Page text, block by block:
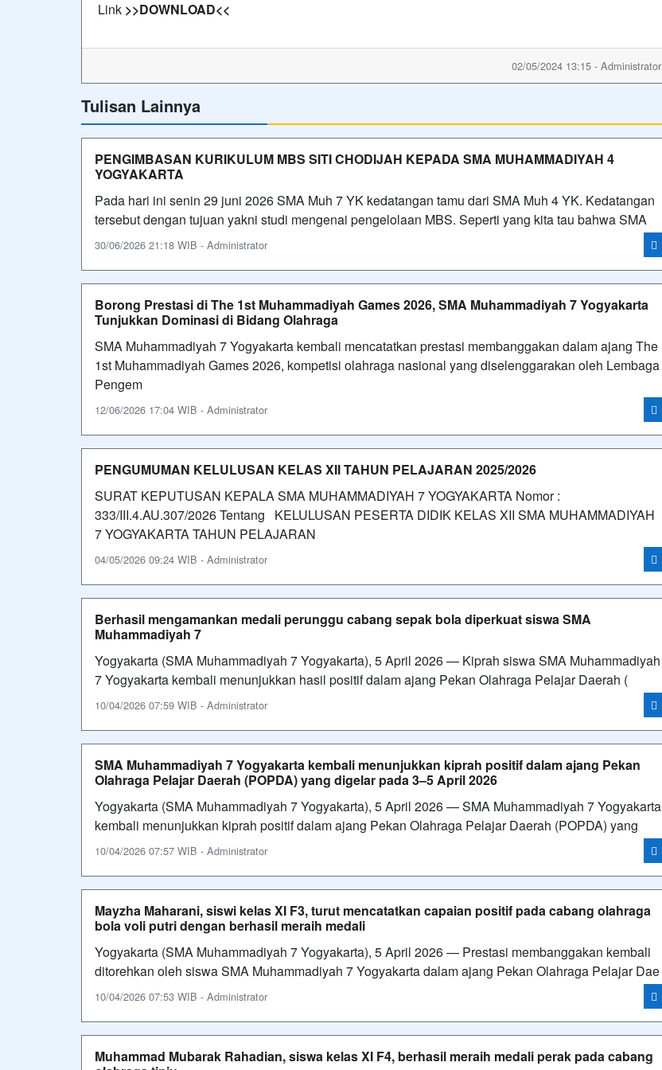
Link >>DOWNLOAD<<
02/05/2024 13:15 - Administrator
Tulisan Lainnya
PENGIMBASAN KURIKULUM MBS SITI CHODIJAH KEPADA SMA MUHAMMADIYAH 4
YOGYAKARTA
Pada hari ini senin 29 juni 2026 SMA Muh 7 YK kedatangan tamu dari SMA Muh 4 YK. Kedatangan
tersebut dengan tujuan yakni studi mengenai pengelolaan MBS. Seperti yang kita tau bahwa SMA
30/06/2026 21:18 WIB - Administrator
Borong Prestasi di The 1st Muhammadiyah Games 2026, SMA Muhammadiyah 7 Yogyakarta
Tunjukkan Dominasi di Bidang Olahraga
SMA Muhammadiyah 7 Yogyakarta kembali mencatatkan prestasi membanggakan dalam ajang The
1st Muhammadiyah Games 2026, kompetisi olahraga nasional yang diselenggarakan oleh Lembaga
Pengem
12/06/2026 17:04 WIB - Administrator
PENGUMUMAN KELULUSAN KELAS XII TAHUN PELAJARAN 2025/2026
SURAT KEPUTUSAN KEPALA SMA MUHAMMADIYAH 7 YOGYAKARTA Nomor :
333/III.4.AU.307/2026 Tentang KELULUSAN PESERTA DIDIK KELAS XII SMA MUHAMMADIYAH
7 YOGYAKARTA TAHUN PELAJARAN
04/05/2026 09:24 WIB - Administrator
Berhasil mengamankan medali perunggu cabang sepak bola diperkuat siswa SMA
Muhammadiyah 7
Yogyakarta (SMA Muhammadiyah 7 Yogyakarta), 5 April 2026 — Kiprah siswa SMA Muhammadiyah
7 Yogyakarta kembali menunjukkan hasil positif dalam ajang Pekan Olahraga Pelajar Daerah (
10/04/2026 07:59 WIB - Administrator
SMA Muhammadiyah 7 Yogyakarta kembali menunjukkan kiprah positif dalam ajang Pekan
Olahraga Pelajar Daerah (POPDA) yang digelar pada 3–5 April 2026
Yogyakarta (SMA Muhammadiyah 7 Yogyakarta), 5 April 2026 — SMA Muhammadiyah 7 Yogyakarta
kembali menunjukkan kiprah positif dalam ajang Pekan Olahraga Pelajar Daerah (POPDA) yang
10/04/2026 07:57 WIB - Administrator
Mayzha Maharani, siswi kelas XI F3, turut mencatatkan capaian positif pada cabang olahraga
bola voli putri dengan berhasil meraih medali
Yogyakarta (SMA Muhammadiyah 7 Yogyakarta), 5 April 2026 — Prestasi membanggakan kembali
ditorehkan oleh siswa SMA Muhammadiyah 7 Yogyakarta dalam ajang Pekan Olahraga Pelajar Dae
10/04/2026 07:53 WIB - Administrator
Muhammad Mubarak Rahadian, siswa kelas XI F4, berhasil meraih medali perak pada cabang